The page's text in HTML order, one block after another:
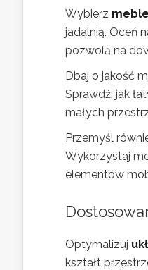
Wybierz
jadalnią. Oceń
pozwolą na
Dbaj o jakość
Sprawdź, jak
małych
Przemyśl
Wykorzystaj
elementów
Optymalizuj
kształt